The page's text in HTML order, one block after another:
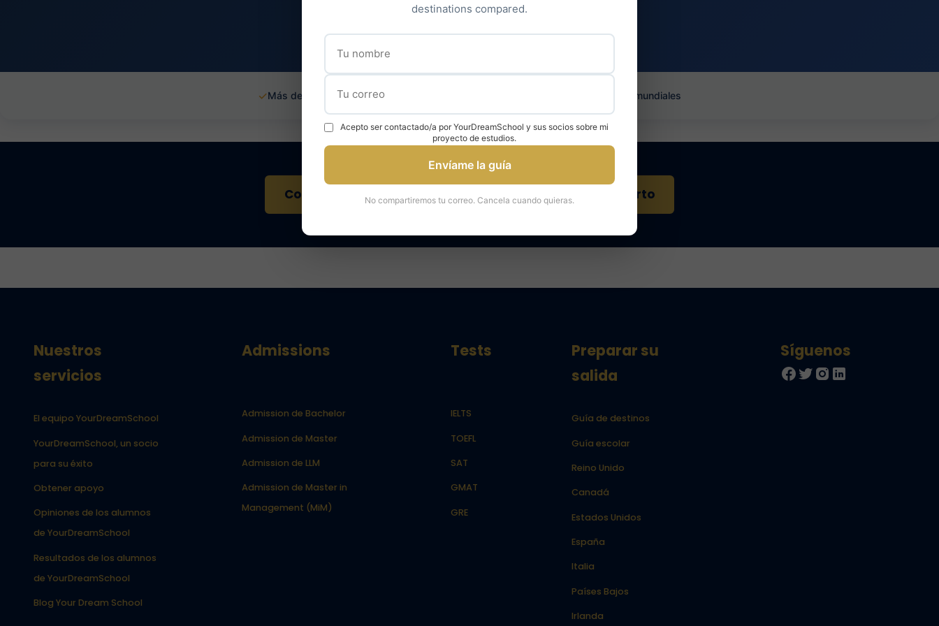
Descubrir nuestro acompañamiento →
✓Más de 1000 estudiantes Expertos en universidades mundiales
Contáctenos para una consulta Hable con un experto
Nuestros
servicios
El equipo YourDreamSchool
YourDreamSchool, un socio
para su éxito
Obtener apoyo
Opiniones de los alumnos
de YourDreamSchool
Resultados de los alumnos
de YourDreamSchool
Blog Your Dream School
Admissions
Admission de Bachelor
Admission de Master
Admission de LLM
Admission de Master in
Management (MiM)
Tests
IELTS
TOEFL
SAT
GMAT
GRE
Preparar su
salida
Guía de destinos
Guía escolar
Reino Unido
Canadá
Estados Unidos
España
Italia
Países Bajos
Irlanda
destinations compared.
Acepto ser contactado/a por YourDreamSchool y sus socios sobre mi
proyecto de estudios.
Envíame la guía
No compartiremos tu correo. Cancela cuando quieras.